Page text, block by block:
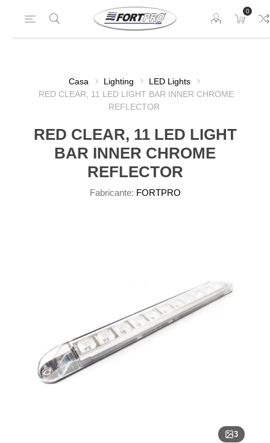
0
Casa Lighting
LED Lights
RED CLEAR, 11 LED LIGHT BAR INNER CHROME
REFLECTOR
RED CLEAR, 11 LED LIGHT
BAR INNER CHROME
REFLECTOR
Fabricante: FORTPRO
3